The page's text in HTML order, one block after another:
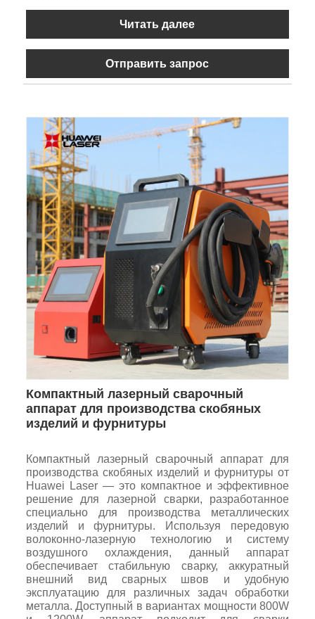
Читать далее
Отправить запрос
Компактный лазерный сварочный
аппарат для производства скобяных
изделий и фурнитуры
Компактный лазерный сварочный аппарат для
производства скобяных изделий и фурнитуры от
Huawei Laser — это компактное и эффективное
решение для лазерной сварки, разработанное
специально для производства металлических
изделий и фурнитуры. Используя передовую
волоконно-лазерную технологию и систему
воздушного охлаждения, данный аппарат
обеспечивает стабильную сварку, аккуратный
внешний вид сварных швов и удобную
эксплуатацию для различных задач обработки
металла. Доступный в вариантах мощности 800W